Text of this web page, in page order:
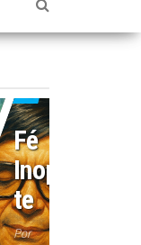
Fé
Inoperan
te
Por